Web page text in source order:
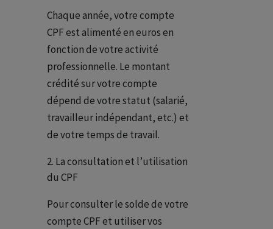
Chaque année, votre compte
CPF est alimenté en euros en
fonction de votre activité
professionnelle. Le montant
crédité sur votre compte
dépend de votre statut (salarié,
travailleur indépendant, etc.) et
de votre temps de travail.
La consultation et l’utilisation
du CPF
Pour consulter le solde de votre
compte CPF et utiliser vos